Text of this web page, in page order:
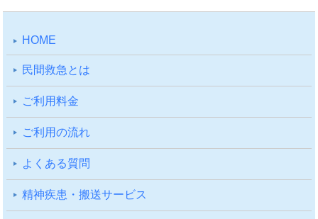
HOME
⺠間救急とは
ご利⽤料⾦
ご利⽤の流れ
よくある質問
精神疾患・搬送サービス